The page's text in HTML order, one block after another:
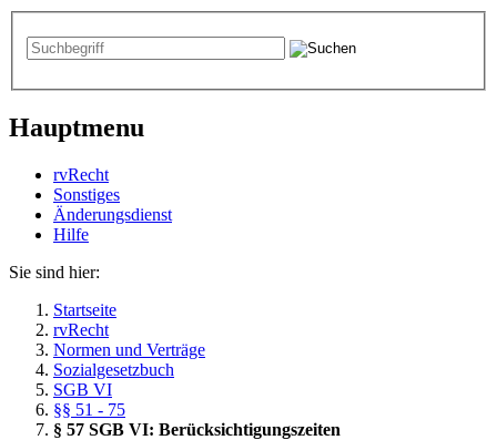
Hauptmenu
rvRecht
Sonstiges
Änderungsdienst
Hil­fe
Sie sind hier:
Startseite
rvRecht
Normen und Verträge
Sozialgesetzbuch
SGB VI
§§ 51 - 75
§ 57 SGB VI: Berücksichtigungszeiten